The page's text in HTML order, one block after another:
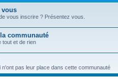
vous
vous inscrire ? Présentez vous.
communauté
tout et de rien
n'ont pas leur place dans cette communauté